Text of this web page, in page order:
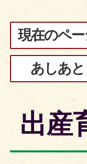
現在のペー
あしあと
出産